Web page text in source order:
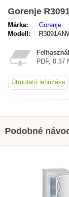
Gorenje
Márka:
Gorenje
Modell:
PDF, 0.37
Útmutató lehúzása
Podobné